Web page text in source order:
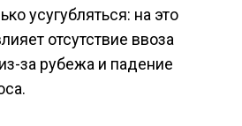
усугубляться: на это
отсутствие ввоза
за рубежа и падение